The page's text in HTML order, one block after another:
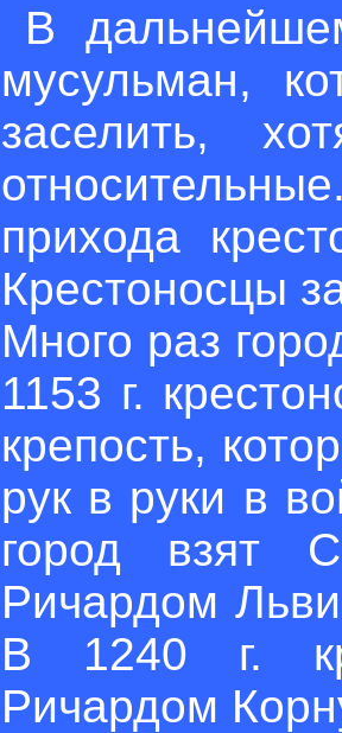
В
мусульман,
заселить,
прихода
Крестоносцы
Много раз
1153 г.
крепость,
рук в руки в
город взят
Ричардом
В 1240 г.
Ричардом